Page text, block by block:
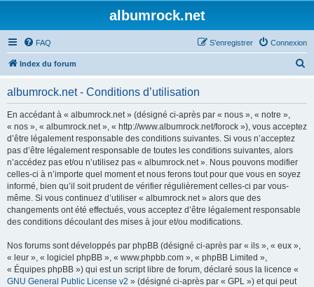
albumrock.net
FAQ Connexion
S’enregistrer
Index du forum
e
albumrock.net - Conditions d’utilisation
En accédant à « albumrock.net » (désigné ci-après par « nous », « notre »,
« nos », « albumrock.net », « http://www.albumrock.net/forock »), vous acceptez
d’être légalement responsable des conditions suivantes. Si vous n’acceptez
pas d’être légalement responsable de toutes les conditions suivantes, alors
n’accédez pas et/ou n’utilisez pas « albumrock.net ». Nous pouvons modifier
celles-ci à n’importe quel moment et nous ferons tout pour que vous en soyez
informé, bien qu’il soit prudent de vérifier régulièrement celles-ci par vous-
même. Si vous continuez d’utiliser « albumrock.net » alors que des
changements ont été effectués, vous acceptez d’être légalement responsable
des conditions découlant des mises à jour et/ou modifications.
Nos forums sont développés par phpBB (désigné ci-après par « ils », « eux »,
« leur », « logiciel phpBB », « www.phpbb.com », « phpBB Limited »,
« Équipes phpBB ») qui est un script libre de forum, déclaré sous la licence «
GNU General Public License v2 » (désigné ci-après par « GPL ») et qui peut